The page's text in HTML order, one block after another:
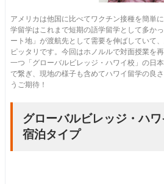
アメリカは他国に比べてワクチン接種を簡単
学留学はこれまで短期の語学留学として多か
ート地」が渡航先として需要を伸ばしていて
ピッタリです。今回はホノルルで対面授業を
一つ「グローバルビレッジ・ハワイ校」の日
で繋ぎ、現地の様子も含めてハワイ留学の良
うご期待！
グローバルビレッジ・ハ
宿泊タイプ